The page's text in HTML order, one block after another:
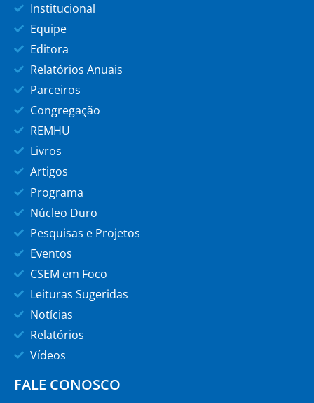
Institucional
Equipe
Editora
Relatórios Anuais
Parceiros
Congregação
REMHU
Livros
Artigos
Programa
Núcleo Duro
Pesquisas e Projetos
Eventos
CSEM em Foco
Leituras Sugeridas
Notícias
Relatórios
Vídeos
FALE CONOSCO